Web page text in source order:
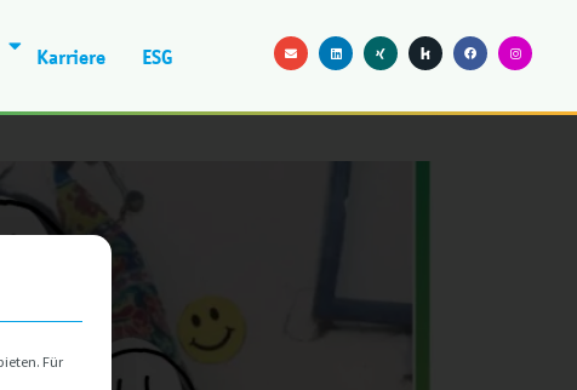
Karriere ESG
Für